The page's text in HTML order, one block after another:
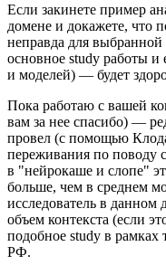
Если закинете пример
домене и докажете, что
неправда для выбранной
основное study работы
и моделей) — будет
Пока работаю с вашей
вам за нее спасибо) —
провел (с помощью
переживания по поводу
в "нейрокаше и слопе"
больше, чем в среднем
исследователь в данном
объем контекста (если
подобное study в рамках
РФ.